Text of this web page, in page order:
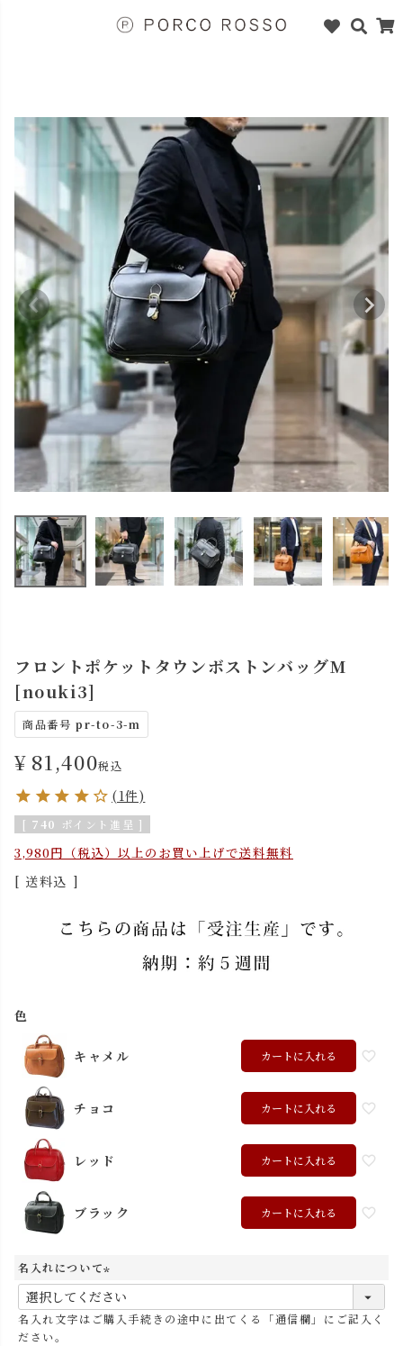
フロントポケットタウンボストンバッグM
[nouki3]
商品番号 pr-to-3-m
¥ 81,400税込
(1件)
[ 740 ポイント進呈 ]
3,980円（税込）以上のお買い上げで送料無料
送料込
色
キャメル カートに入れる
チョコ カートに入れる
レッド カートに入れる
ブラック カートに入れる
名入れについて
(
必
須
名入れ文字はご購入手続きの途中に出てくる「通信欄」にご記入く
ださい。